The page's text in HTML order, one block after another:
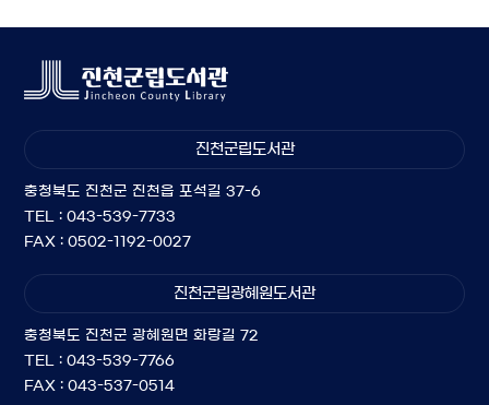
진천군립도서관
충청북도 진천군 진천읍 포석길 37-6
TEL : 043-539-7733
FAX : 0502-1192-0027
진천군립광혜원도서관
충청북도 진천군 광혜원면 화랑길 72
TEL : 043-539-7766
FAX : 043-537-0514